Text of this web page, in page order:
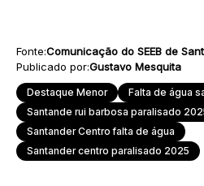
Fonte:Comunicação do SEEB de
Publicado por:Gustavo Mesquita
Destaque Menor
Falta de água
Santande rui barbosa paralisado
Santander Centro falta de água
Santander centro paralisado 2025